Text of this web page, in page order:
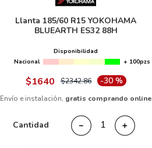
Llanta 185/60 R15 YOKOHAMA
BLUEARTH ES32 88H
Disponibilidad
Nacional
+ 100pzs
$1640 $2342.86 -30 %
Envío e instalación, gratis comprando online
Cantidad ＋
－